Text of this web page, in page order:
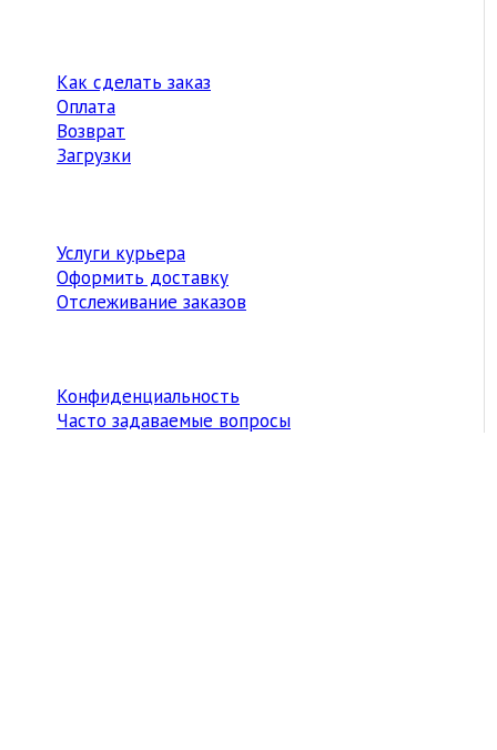
Как сделать заказ
Оплата
Возврат
Загрузки
Услуги курьера
Оформить доставку
Отслеживание заказов
Конфиденциальность
Часто задаваемые вопросы